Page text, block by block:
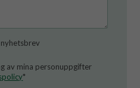
av mina personuppgifter
*